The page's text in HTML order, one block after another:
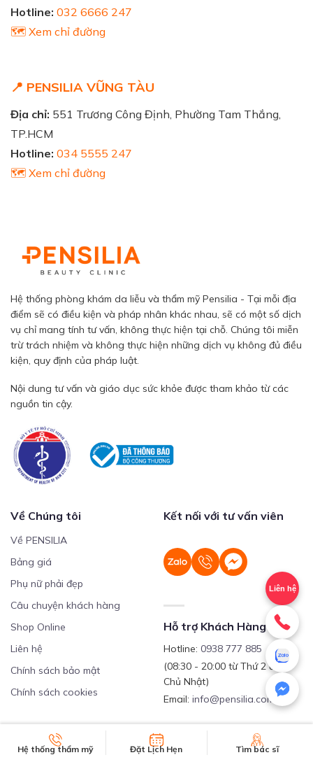
Liên hệ
Hotline: 032 6666 247
🗺️ Xem chỉ đường
📍 PENSILIA VŨNG TÀU
Địa chỉ: 551 Trương Công Định, Phường Tam Thắng,
TP.HCM
Hotline: 034 5555 247
🗺️ Xem chỉ đường
Hệ thống phòng khám da liễu và thẩm mỹ Pensilia - Tại mỗi địa
điểm sẽ có điều kiện và pháp nhân khác nhau, sẽ có một số dịch
vụ chỉ mang tính tư vấn, không thực hiện tại chỗ. Chúng tôi miễn
trừ trách nhiệm và không thực hiện những dịch vụ không đủ điều
kiện, quy định của pháp luật.
Nội dung tư vấn và giáo dục sức khỏe được tham khảo từ các
nguồn tin cậy.
Về Chúng tôi
Về PENSILIA
Bảng giá
Phụ nữ phải đẹp
Câu chuyện khách hàng
Shop Online
Liên hệ
Chính sách bảo mật
Chính sách cookies
Kết nối với tư vấn viên
Hỗ trợ Khách Hàng
Hotline: 0938 777 885
(08:30 - 20:00 từ Thứ 2 đến
Chủ Nhật)
Email: info@pensilia.com
Theo dõi chúng tôi
Hệ thống thẩm mỹ Đặt Lịch Hẹn Tìm bác sĩ